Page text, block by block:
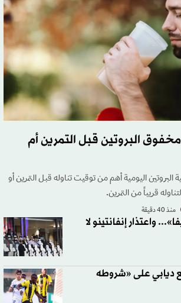
البروتين قبل التمرين أم
البروتين اليومية أهم من توقيت تناوله قبل التمرين أو
قريباً من التمرين.
منذ 40 دقيقة
واعتذار إنفانتينو لا
ديابي على «شروطه